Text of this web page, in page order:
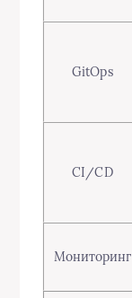
GitOps
CI/CD
Мониторинг